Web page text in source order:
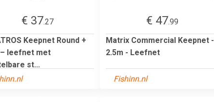
€ 37.27
Keepnet Round +
leefnet met
st...
€ 47.99
Matrix Commercial Keepnet -
2.5m - Leefnet
Fishinn.nl